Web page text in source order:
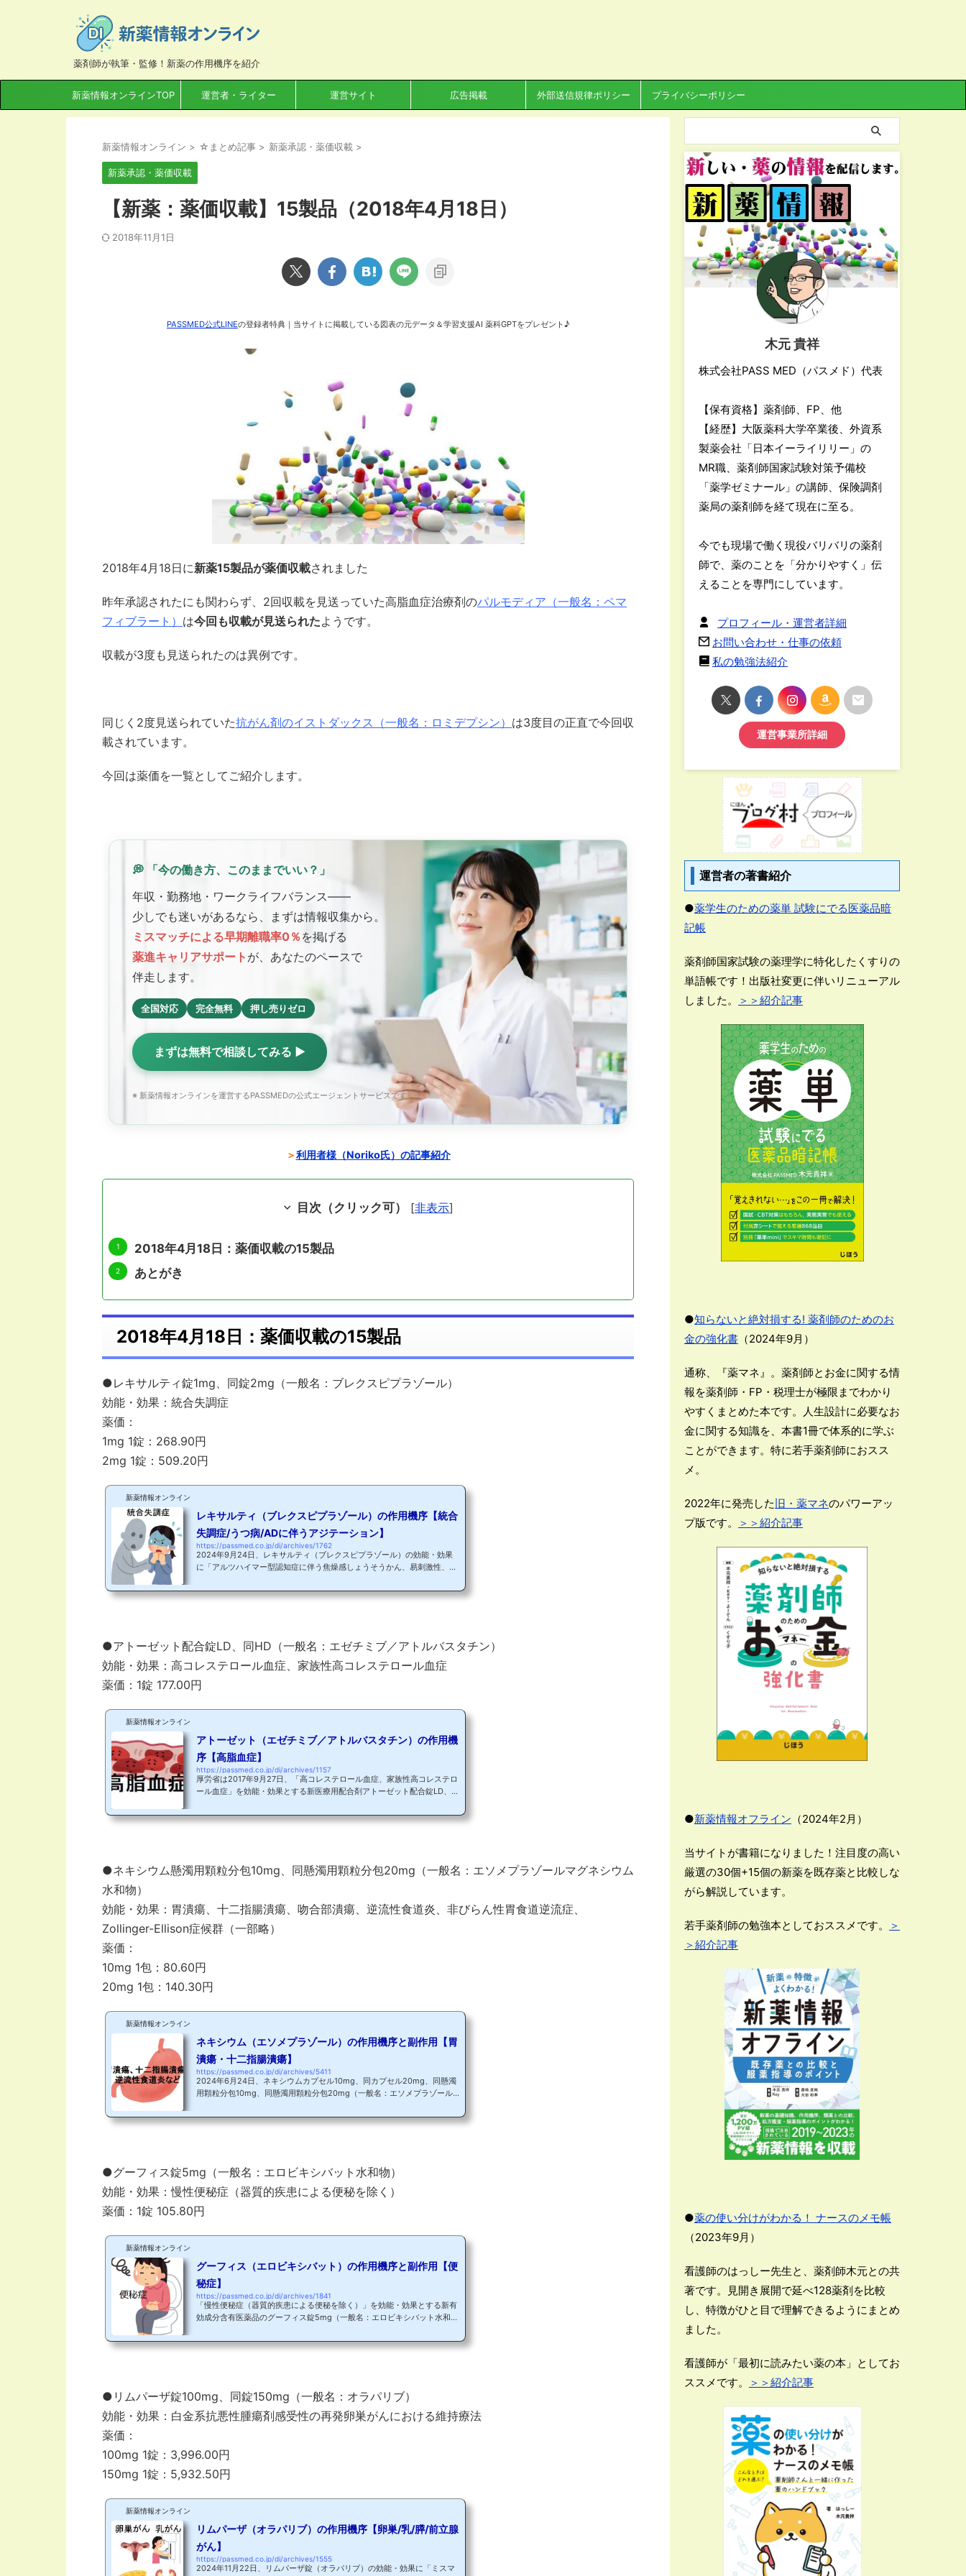
薬剤師が執筆・監修！新薬の作用機序を紹介
新薬情報オンラインTOP 運営者・ライター 運営サイト 広告掲載 外部送信規律ポリシー プライバシーポリシー
新薬情報オンライン > ☆まとめ記事 > 新薬承認・薬価収載 >
新薬承認・薬価収載
【新薬：薬価収載】15製品（2018年4月18日）
2018年11月1日
PASSMED公式LINEの登録者特典｜当サイトに掲載している図表の元データ＆学習支援AI 薬科GPTをプレゼント♪
2018年4月18日に新薬15製品が薬価収載されました
昨年承認されたにも関わらず、2回収載を見送っていた高脂血症治療剤のパルモディア（一般名：ペマ
フィブラート） は今回も収載が見送られたようです。
収載が3度も見送られたのは異例です。
同じく2度見送られていた抗がん剤のイストダックス（一般名：ロミデプシン） は3度目の正直で今回収
載されています。
今回は薬価を一覧としてご紹介します。
💭 「今の働き方、このままでいい？」
年収・勤務地・ワークライフバランス——
少しでも迷いがあるなら、まずは情報収集から。
ミスマッチによる早期離職率0％ を掲げる
薬進キャリアサポート が、あなたのペースで
伴走します。
全国対応 完全無料 押し売りゼロ
まずは無料で相談してみる ▶
※ 新薬情報オンラインを運営するPASSMEDの公式エージェントサービスです
＞利用者様（Noriko氏）の記事紹介
目次（クリック可） [非表示]
2018年4月18日：薬価収載の15製品
あとがき
2018年4月18日：薬価収載の15製品
●レキサルティ錠1mg、同錠2mg（一般名：ブレクスピプラゾール）
効能・効果：統合失調症
薬価：
1mg 1錠：268.90円
2mg 1錠：509.20円
新薬情報オンライン
レキサルティ（ブレクスピプラゾール）の作用機序【統合
失調症/うつ病/ADに伴うアジテーション】
https://passmed.co.jp/di/archives/1762
2024年9月24日、レキサルティ（ブレクスピプラゾール）の効能・効果
に「アルツハイマー型認知症に伴う焦燥感しょうそうかん、易刺激性、興
た！大塚製薬｜ニュースリリース 所謂、アルツハイマー型認知症に伴う
承認されました。また、OD錠...
●アトーゼット配合錠LD、同HD（一般名：エゼチミブ／アトルバスタチン）
効能・効果：高コレステロール血症、家族性高コレステロール血症
薬価：1錠 177.00円
新薬情報オンライン
アトーゼット（エゼチミブ／アトルバスタチン）の作用機
序【高脂血症】
https://passmed.co.jp/di/archives/1157
厚労省は2017年9月27日、「高コレステロール血症、家族性高コレステロ
ール血症」を効能・効果とする新医療用配合剤アトーゼット配合錠LD、同
ました！ アトーゼット配合錠は、ゼチーア錠（一般名：エゼチミブ）とリ
血症は、現在では「脂質異常症...
●ネキシウム懸濁用顆粒分包10mg、同懸濁用顆粒分包20mg（一般名：エソメプラゾールマグネシウム
水和物）
効能・効果：胃潰瘍、十二指腸潰瘍、吻合部潰瘍、逆流性食道炎、非びらん性胃食道逆流症、
Zollinger-Ellison症候群（一部略）
薬価：
10mg 1包：80.60円
20mg 1包：140.30円
新薬情報オンライン
ネキシウム（エソメプラゾール）の作用機序と副作用【胃
潰瘍・十二指腸潰瘍】
https://passmed.co.jp/di/archives/5411
2024年6月24日、ネキシウムカプセル10mg、同カプセル20mg、同懸濁
用顆粒分包10mg、同懸濁用顆粒分包20mg（一般名：エソメプラゾール
における胃潰瘍又は十二指腸潰瘍の再発抑制、低用量アスピリン投与時に
応が成人と小児で若干異なりますので注意が...
●グーフィス錠5mg（一般名：エロビキシバット水和物）
効能・効果：慢性便秘症（器質的疾患による便秘を除く）
薬価：1錠 105.80円
新薬情報オンライン
グーフィス（エロビキシバット）の作用機序と副作用【便
秘症】
https://passmed.co.jp/di/archives/1841
「慢性便秘症（器質的疾患による便秘を除く）」を効能・効果とする新有
効成分含有医薬品のグーフィス錠5mg（一般名：エロビキシバット水和
（株） 販売：持田製薬（株） 本日は、慢性便秘症とグーフィス（エロビ
と、、、辛いですよね・・・。発症は年...
●リムパーザ錠100mg、同錠150mg（一般名：オラパリブ）
効能・効果：白金系抗悪性腫瘍剤感受性の再発卵巣がんにおける維持療法
薬価：
100mg 1錠：3,996.00円
150mg 1錠：5,932.50円
新薬情報オンライン
リムパーザ（オラパリブ）の作用機序【卵巣/乳/膵/前立腺
がん】
https://passmed.co.jp/di/archives/1555
2024年11月22日、リムパーザ錠（オラパリブ）の効能・効果に「ミスマ
木元 貴祥
株式会社PASS MED（パスメド）代表
【保有資格】薬剤師、FP、他
【経歴】大阪薬科大学卒業後、外資系
製薬会社「日本イーライリリー」の
MR職、薬剤師国家試験対策予備校
「薬学ゼミナール」の講師、保険調剤
薬局の薬剤師を経て現在に至る。
今でも現場で働く現役バリバリの薬剤
師で、薬のことを「分かりやすく」伝
えることを専門にしています。
プロフィール・運営者詳細
お問い合わせ・仕事の依頼
私の勉強法紹介
運営事業所詳細
運営者の著書紹介
●薬学生のための薬単 試験にでる医薬品暗
記帳
薬剤師国家試験の薬理学に特化したくすりの
単語帳です！出版社変更に伴いリニューアル
しました。
＞＞紹介記事
●知らないと絶対損する! 薬剤師のためのお
金の強化書 （2024年9月）
通称、『薬マネ』。薬剤師とお金に関する情
報を薬剤師・FP・税理士が極限までわかり
やすくまとめた本です。人生設計に必要なお
金に関する知識を、本書1冊で体系的に学ぶ
ことができます。特に若手薬剤師におスス
メ。
2022年に発売した旧・薬マネのパワーアッ
プ版です。
＞＞紹介記事
●新薬情報オフライン （2024年2月）
当サイトが書籍になりました！注目度の高い
厳選の30個+15個の新薬を既存薬と比較しな
がら解説しています。
若手薬剤師の勉強本としておススメです。
＞
＞紹介記事
●薬の使い分けがわかる！ ナースのメモ帳
（2023年9月）
看護師のはっしー先生と、薬剤師木元との共
著です。見開き展開で延べ128薬剤を比較
し、特徴がひと目で理解できるようにまとめ
ました。
看護師が「最初に読みたい薬の本」としてお
ススメです。
＞＞紹介記事